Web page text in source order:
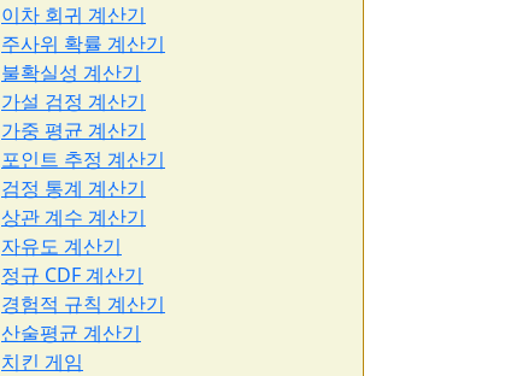
이차 회귀 계산기
주사위 확률 계산기
불확실성 계산기
가설 검정 계산기
가중 평균 계산기
포인트 추정 계산기
검정 통계 계산기
상관 계수 계산기
자유도 계산기
정규 CDF 계산기
경험적 규칙 계산기
산술평균 계산기
치킨 게임